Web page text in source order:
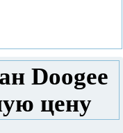
Doogee
цену